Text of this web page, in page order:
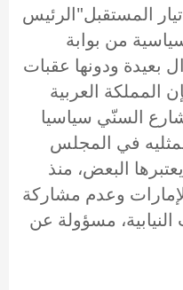
المستقبل"الرئيس
من بوابة
بعيدة ودونها عقبات
المملكة العربية
السنّي سياسيا
في المجلس
البعض، منذ
وعدم مشاركة
النيابية، مسؤولة عن